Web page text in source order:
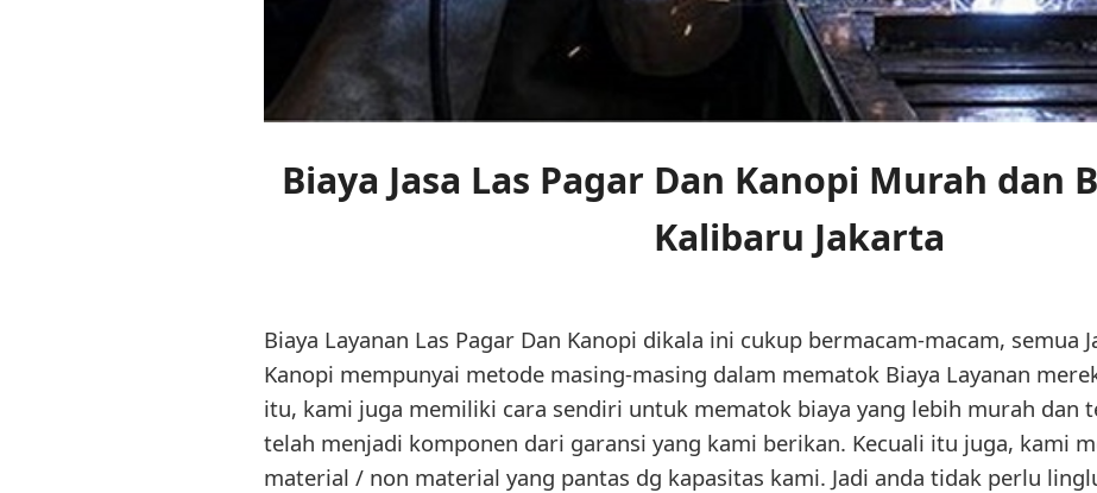
Biaya Jasa Las Pagar Dan Kanopi Murah dan
Kalibaru Jakarta
Biaya Layanan Las Pagar Dan Kanopi dikala ini cukup bermacam-macam, semua
Kanopi mempunyai metode masing-masing dalam mematok Biaya Layanan
itu, kami juga memiliki cara sendiri untuk mematok biaya yang lebih murah dan
telah menjadi komponen dari garansi yang kami berikan. Kecuali itu juga, kami
material / non material yang pantas dg kapasitas kami. Jadi anda tidak perlu